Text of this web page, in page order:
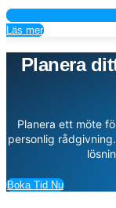
Läs mer
Planera
Planera ett möte
personlig
Boka Tid Nu